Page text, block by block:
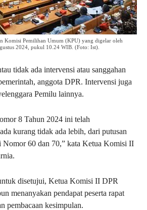
Komisi Pemilihan Umum (KPU) yang digelar oleh
2024, pukul 10.24 WIB. (Foto: Ist).
tidak ada intervensi atau sanggahan
anggota DPR. Intervensi juga
Pemilu lainnya.
8 Tahun 2024 ini telah
kurang tidak ada lebih, dari putusan
Nomor 60 dan 70,” kata Ketua Komisi II
disetujui, Ketua Komisi II DPR
menanyakan pendapat peserta rapat
pembacaan kesimpulan.